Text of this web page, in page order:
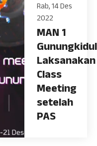
Rab, 14 Des
2022
MAN 1
Gunungkidul
Laksanakan
Class
Meeting
setelah
PAS